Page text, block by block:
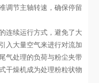
调节主轴转速，确保停留
连续运行方式，避免了大
入大量空气来进行对流加
气处理的负荷与粉尘夹带
干燥机成为处理粉粒状物